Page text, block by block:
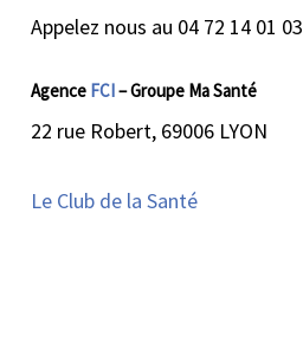
Appelez nous au 04 72 14 01 03
Agence FCI– Groupe Ma Santé
22 rue Robert, 69006 LYON
Le Club de la Santé